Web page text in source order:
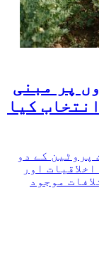
پر مبنی
کیا
پروٹین کے دو
اور
موجود